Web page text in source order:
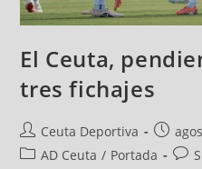
El Ceuta,
tres fichajes
Ceuta Deportiva
AD Ceuta / Portada